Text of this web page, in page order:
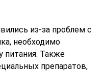
из-за проблем с
необходимо
питания. Также
препаратов,